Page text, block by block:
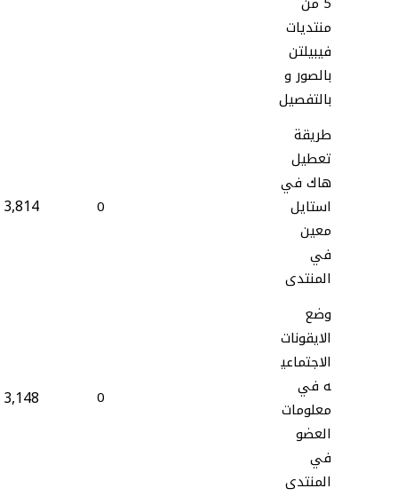
منتديات
فيبيلتن
بالصور و
بالتفصيل
طريقة
تعطيل
هاك في
استايل
معين
في
المنتدى
0
3,814
وضع
الايقونات
الاجتماعي
ه في
معلومات
العضو
في
المنتدى
0
3,148